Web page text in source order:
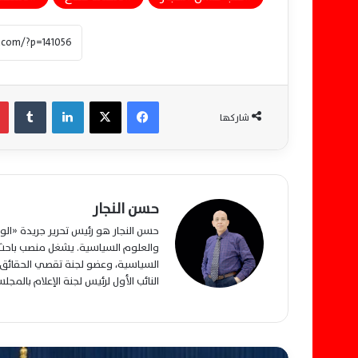
شاركها
فيسبوك ‫X لينكدإن
حسن النجار
حسن النجار هو رئيس تحرير جريدة
والعلوم السياسية. يشغل منصب
السياسية، وعضو لجنة تقصي
النائب الأول لرئيس لجنة الإعلام